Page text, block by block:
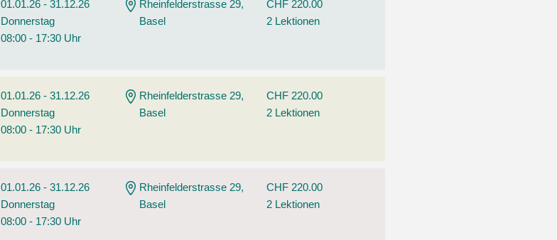
01.01.26 - 31.12.26
Donnerstag
08:00 - 17:30 Uhr
Rheinfelderstrasse 29,
Basel
CHF 220.00
2 Lektionen
01.01.26 - 31.12.26
Donnerstag
08:00 - 17:30 Uhr
Rheinfelderstrasse 29,
Basel
CHF 220.00
2 Lektionen
01.01.26 - 31.12.26
Donnerstag
08:00 - 17:30 Uhr
Rheinfelderstrasse 29,
Basel
CHF 220.00
2 Lektionen